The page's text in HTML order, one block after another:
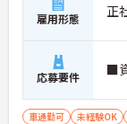
雇用形態 正
応募要件 ■
車通勤可 未経験OK